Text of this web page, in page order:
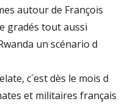
autour de François
gradés tout aussi
un scénario d
c´est dès le mois d
et militaires français